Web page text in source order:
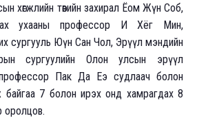
хөгжлийн төвийн захирал Ёом Жүн Соб,
ухааны профессор И Хёг Мин,
сургууль Юүн Сан Чол, Эрүүл мэндийн
сургуулийн Олон улсын эрүүл
Пак Да Еэ судлаач болон
7 болон ирэх онд хамрагдах 8
оролцов.